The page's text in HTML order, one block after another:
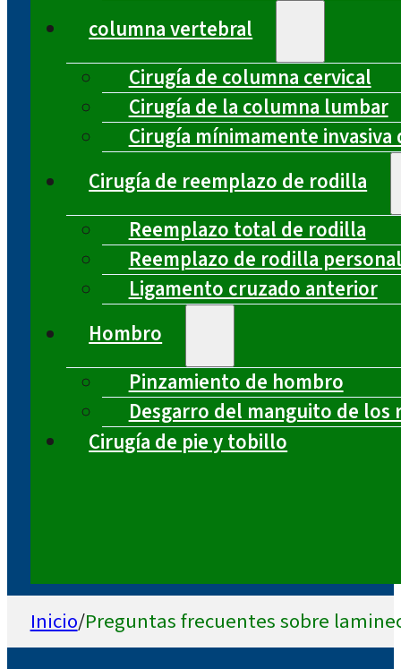
columna vertebral
Cirugía de columna cervical
Cirugía de la columna lumbar
Cirugía mínimamente
Cirugía de reemplazo de rodilla
Reemplazo total de rodilla
Reemplazo de rodilla
Ligamento cruzado anterior
Hombro
Pinzamiento de hombro
Desgarro del manguito de los
Cirugía de pie y tobillo
Inicio/Preguntas frecuentes sobre